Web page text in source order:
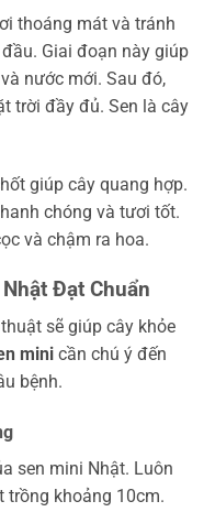
thoáng mát và tránh
Giai đoạn này giúp
nước mới. Sau đó,
trời đầy đủ. Sen là cây
giúp cây quang hợp.
chóng và tươi tốt.
và chậm ra hoa.
Đạt Chuẩn
sẽ giúp cây khỏe
mini cần chú ý đến
bệnh.
sen mini Nhật. Luôn
khoảng 10cm.